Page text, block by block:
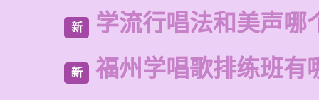
新 学流行唱法和美声哪
新 福州学唱歌排练班有